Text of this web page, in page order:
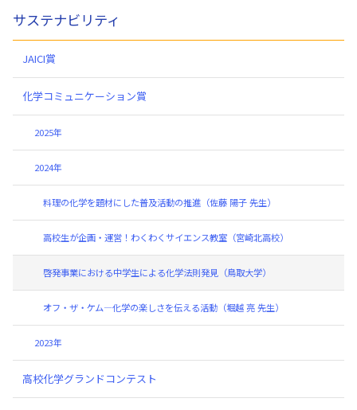
サステナビリティ
JAICI賞
化学コミュニケーション賞
2025年
2024年
料理の化学を題材にした普及活動の推進（佐藤 陽子 先生）
高校生が企画・運営！わくわくサイエンス教室（宮崎北高校）
啓発事業における中学生による化学法則発見（鳥取大学）
オフ・ザ・ケム―化学の楽しさを伝える活動（堀越 亮 先生）
2023年
高校化学グランドコンテスト